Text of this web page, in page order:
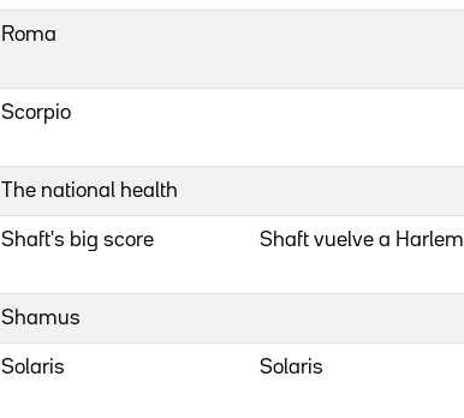
Roma
Scorpio
The national health
Shaft's big score Shaft vuelve a Harlem
Shamus
Solaris Solaris